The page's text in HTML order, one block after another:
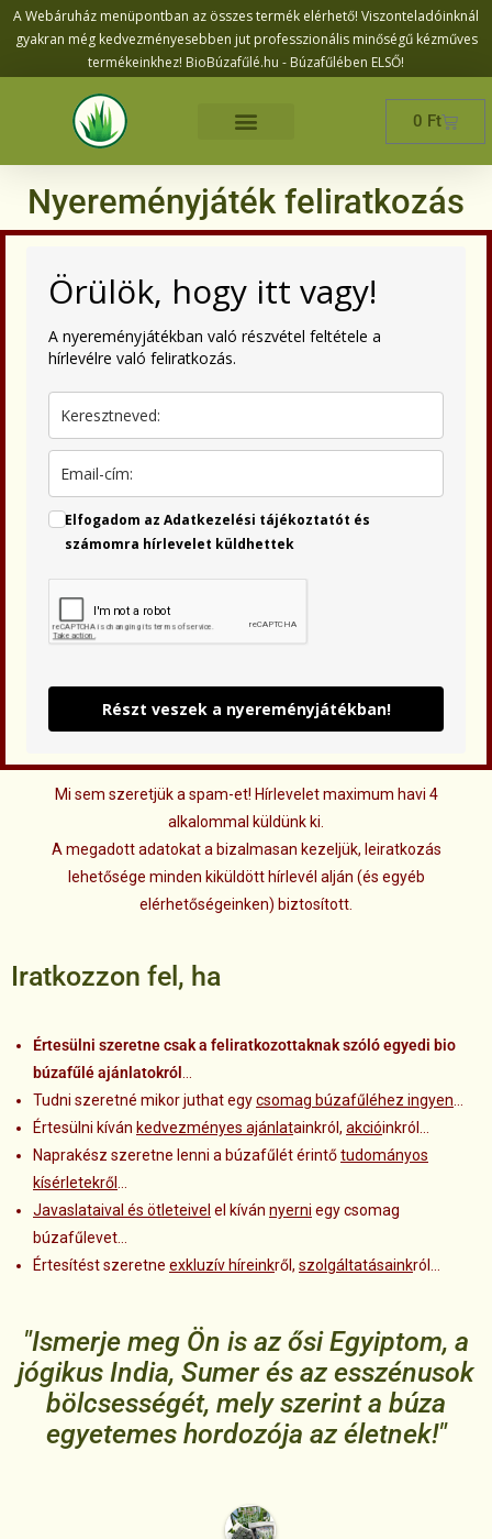
A Webáruház menüpontban az összes termék elérhető! Viszonteladóinknál
gyakran még kedvezményesebben jut professzionális minőségű kézműves
termékeinkhez! BioBúzafűlé.hu - Búzafűlében ELSŐ!
0 Ft
Nyereményjáték feliratkozás
Örülök, hogy itt vagy!
A nyereményjátékban való részvétel feltétele a
hírlevélre való feliratkozás.
Elfogadom az Adatkezelési tájékoztatót és
számomra hírlevelet küldhettek
Részt veszek a nyereményjátékban!
Mi sem szeretjük a spam-et! Hírleveletmaximum havi 4
alkalommal küldünk ki.
A megadott adatokat a bizalmasan kezeljük, leiratkozás
lehetősége minden kiküldött hírlevél alján (és egyéb
elérhetőségeinken) biztosított.
Iratkozzon fel, ha
Értesülni szeretne csak a feliratkozottaknak szóló egyedi bio
búzafűlé ajánlatokról
Tudni szeretné mikor juthat egycsomag búzafűléhez ingyen
Értesülni kíván kedvezményes ajánlatainkról, akcióinkról…
Naprakész szeretne lenni a búzafűlét érintőtudományos
kísérletekről
Javaslataival és ötleteivel el kíván nyerni egy csomag
búzafűlevet…
Értesítést szeretne exkluzív híreinkről, szolgáltatásainkról…
"Ismerje meg Ön is az ősi Egyiptom, a
jógikus India, Sumer és az esszénusok
bölcsességét, mely szerint a búza
egyetemes hordozója az életnek!"